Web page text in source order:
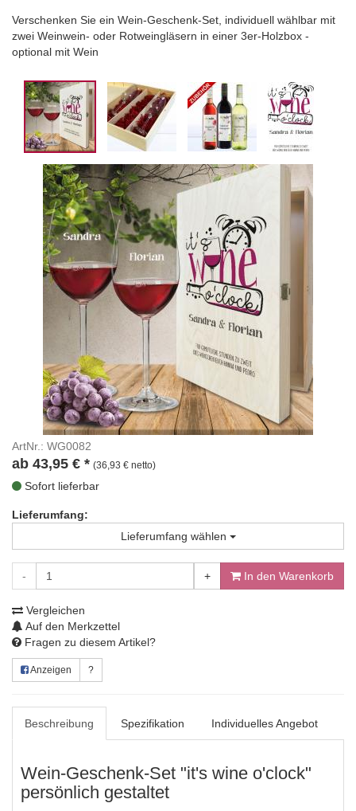
Verschenken Sie ein Wein-Geschenk-Set, individuell wählbar mit
zwei Weinwein- oder Rotweingläsern in einer 3er-Holzbox -
optional mit Wein
ArtNr.: WG0082
ab 43,95 € * (36,93 € netto)
Sofort lieferbar
Lieferumfang:
Lieferumfang wählen
- + In den Warenkorb
Vergleichen
Auf den Merkzettel
Fragen zu diesem Artikel?
Anzeigen ?
Beschreibung Spezifikation Individuelles Angebot
Wein-Geschenk-Set "it's wine o'clock"
persönlich gestaltet